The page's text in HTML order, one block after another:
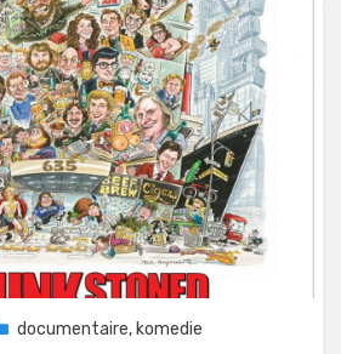
documentaire, komedie